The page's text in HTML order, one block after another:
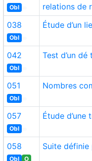
Obl
relations de
038
Obl
Étude d’un
042
Obl
Test d’un
051
Obl
Nombres
057
Obl
Étude
058
Obl O
Suite définie